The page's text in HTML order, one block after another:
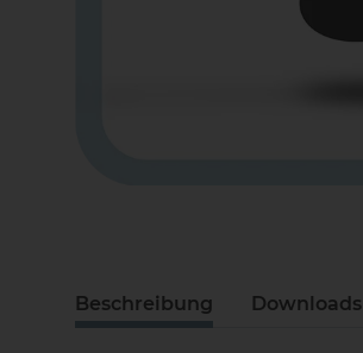
Beschreibung Downloads